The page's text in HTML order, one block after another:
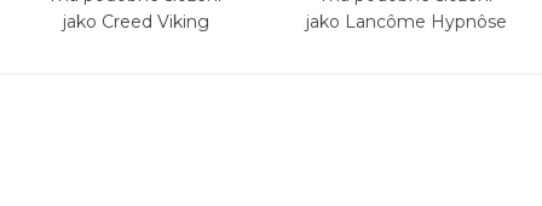
jako Creed Viking
jako Lancôme Hypnôse